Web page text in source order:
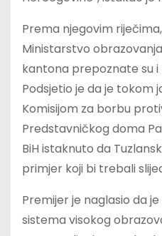
Prema njegovim
Ministarstvo
kantona prepoznate su i
Podsjetio je da je tokom
Komisijom za borbu
Predstavničkog doma
BiH istaknuto da
primjer koji bi trebali
Premijer je naglasio da
sistema visokog